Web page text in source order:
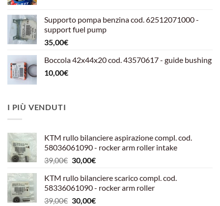
era:
599,00€.
è:
540,00€.
Supporto pompa benzina cod. 62512071000 -
support fuel pump
35,00€
Boccola 42x44x20 cod. 43570617 - guide bushing
10,00€
I PIÙ VENDUTI
KTM rullo bilanciere aspirazione compl. cod.
58036061090 - rocker arm roller intake
39,00€ Il
originale
era:
39,00€.
30,00€Il
attuale
è:
30,00€.
KTM rullo bilanciere scarico compl. cod.
58336061090 - rocker arm roller
39,00€ Il
30,00€Il